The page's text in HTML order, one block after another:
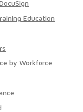
Education
by Workforce